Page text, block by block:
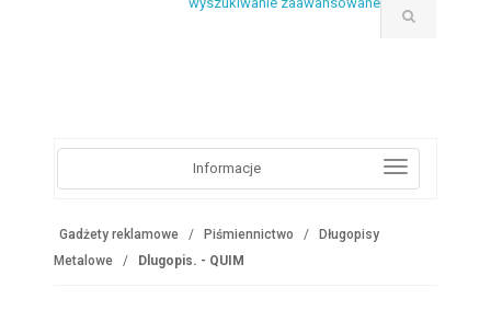
Informacje
Gadżety reklamowe Piśmiennictwo
Długopisy
Metalowe
Dlugopis. - QUIM